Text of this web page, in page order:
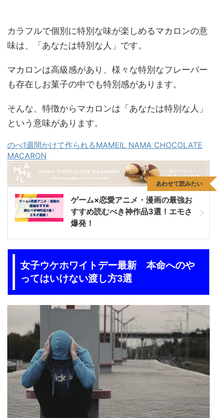
カラフルで個別に特別な味が楽しめるマカロンの意
味は、「あなたは特別な人」です。
マカロンは高級感があり、様々な特別なフレーバー
も存在しお菓子の中でも特別感があります。
そんな、特徴からマカロンは「あなたは特別な人」
という意味があります。
のべ1週間かけて作られるMAMEIL NAMA CHOCOLATE
MACARON
ゲーム×恋愛アニメ・漫画の最強お
すすめ読むべき神作品3選！エモさ
爆発！
あわせて読みたい
女子ウケホワイトデー最新 本命へのや
ってはいけない渡し方3選